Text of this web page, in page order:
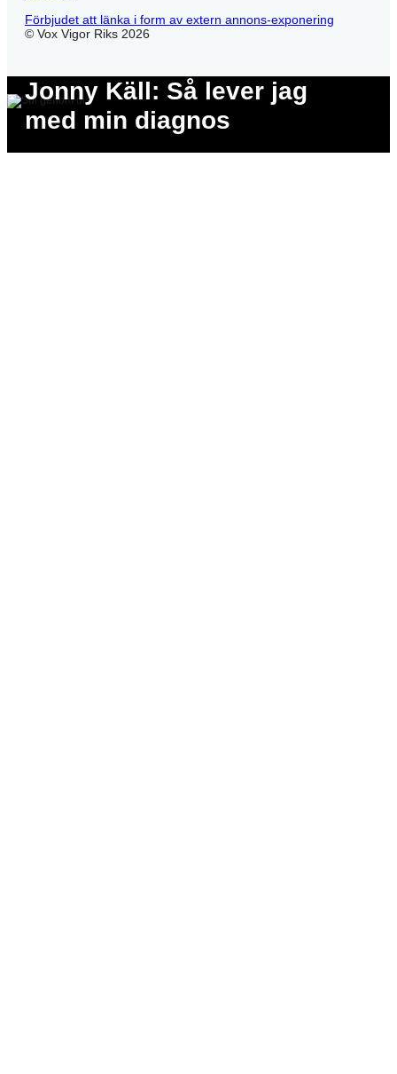
Förbjudet att länka i form av extern annons-exponering
© Vox Vigor Riks 2026
Jonny Käll: Så lever jag
med min diagnos